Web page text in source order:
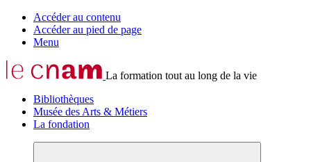
Accéder au contenu
Accéder au pied de page
Menu
La formation tout au long de la vie
Bibliothèques
Musée des Arts & Métiers
La fondation